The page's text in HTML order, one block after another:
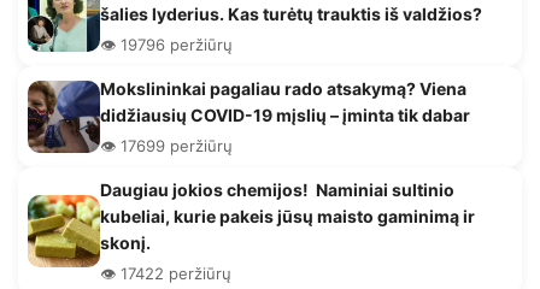
šalies lyderius. Kas turėtų trauktis iš valdžios?
👁️ 19796 peržiūrų
Mokslininkai pagaliau rado atsakymą? Viena
didžiausių COVID-19 mįslių – įminta tik dabar
👁️ 17699 peržiūrų
Daugiau jokios chemijos! Naminiai sultinio
kubeliai, kurie pakeis jūsų maisto gaminimą ir
skonį.
👁️ 17422 peržiūrų